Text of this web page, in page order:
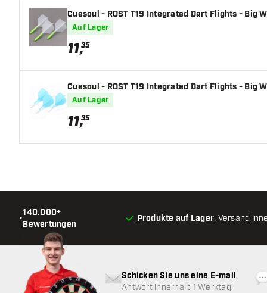
Schaftlänge
Cuesoul - ROST T19 Integrated Dart Flights - Big
Auf Lager
11,35
Cuesoul - ROST T19 Integrated Dart Flights - Big
Auf Lager
11,35
•
140.000+
Bewertungen
Produkte auf Lager, Versand
Schicken Sie uns eine E-mail
Antwort innerhalb 1 Werktag